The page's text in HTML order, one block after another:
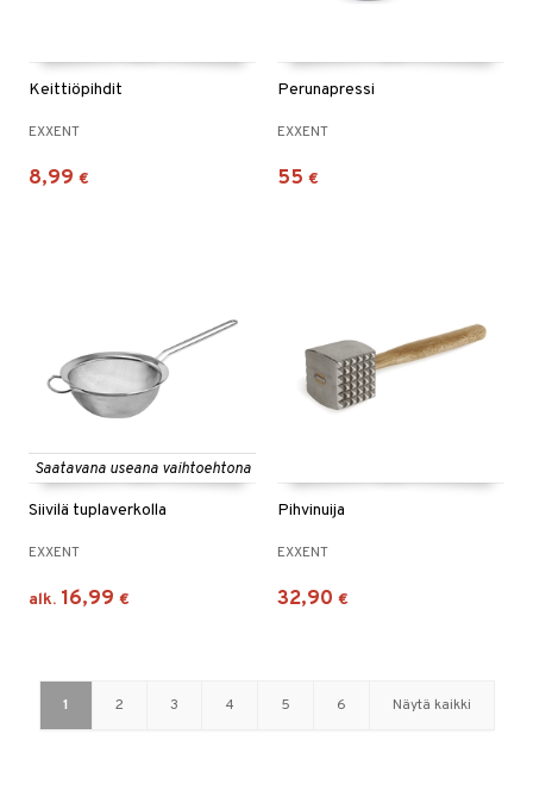
Keittiöpihdit
EXXENT
8,99 €
Perunapressi
EXXENT
55 €
Saatavana useana vaihtoehtona
Siivilä tuplaverkolla
EXXENT
alk. 16,99 €
Pihvinuija
EXXENT
32,90 €
1 2 3 4 5 6 Näytä kaikki